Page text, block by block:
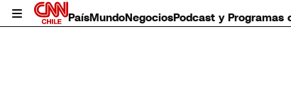
PaísMundoNegociosPodcast y Programas